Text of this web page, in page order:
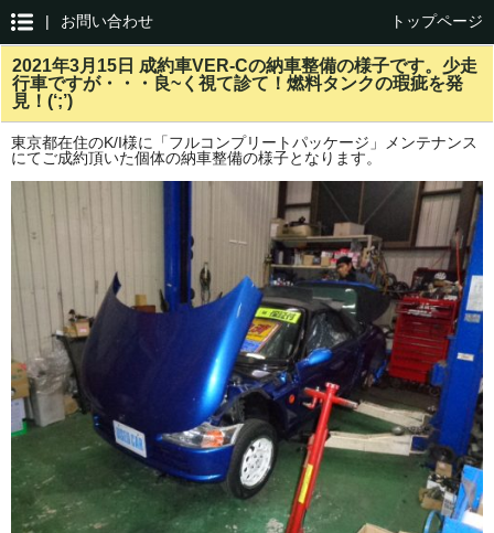
| お問い合わせ トップページ
2021年3月15日 成約車VER-Cの納車整備の様子です。少走
行車ですが・・・良~く視て診て！燃料タンクの瑕疵を発
見！(‘;’)
東京都在住のK/I様に「フルコンプリートパッケージ」メンテナンス
にてご成約頂いた個体の納車整備の様子となります。